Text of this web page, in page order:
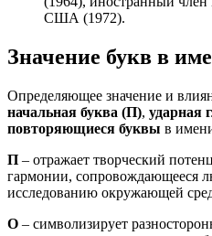
США (1972).
Значение букв в
Определяющее значение и
начальная буква (П), ударная
повторяющиеся буквы в
П – отражает творческий
гармонии, сопровождающееся
исследованию окружающей
О – символизирует